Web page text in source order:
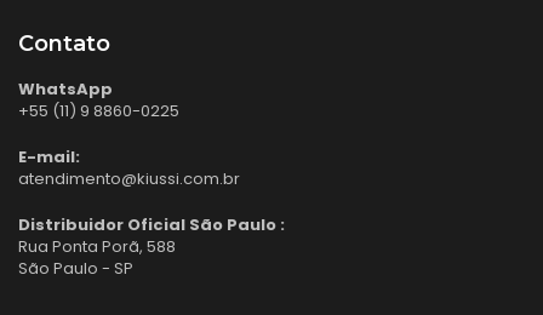
Contato
WhatsApp
+55 (11) 9 8860-0225
E-mail:
atendimento@kiussi.com.br
Distribuidor Oficial São Paulo :
Rua Ponta Porã, 588
São Paulo - SP